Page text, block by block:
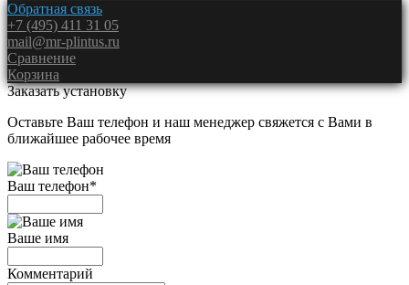
Обратная связь
+7 (495) 411 31 05
mail@mr-plintus.ru
Сравнение
Корзина
Заказать установку
Оставьте Ваш телефон и наш менеджер свяжется с Вами в
ближайшее рабочее время
Ваш телефон*
Ваше имя
Комментарий